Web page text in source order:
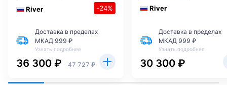
River
-24%
Доставка в пределах
МКАД 999 ₽
Узнать подробнее
36 300 ₽ 47 727 ₽
River
Доставка в пределах
МКАД 999 ₽
Узнать подробнее
30 300 ₽